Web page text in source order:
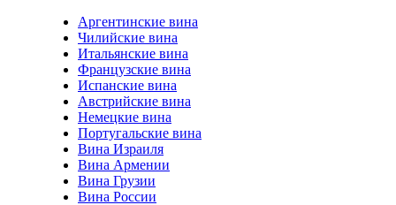
Аргентинские вина
Чилийские вина
Итальянские вина
Французские вина
Испанские вина
Австрийские вина
Немецкие вина
Португальские вина
Вина Израиля
Вина Армении
Вина Грузии
Вина России